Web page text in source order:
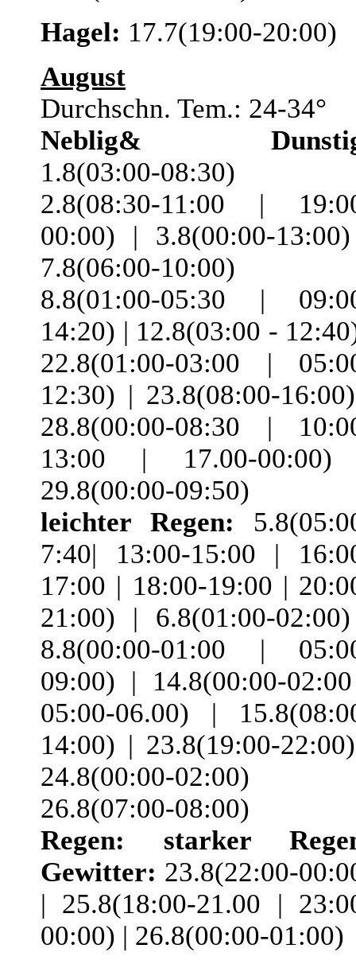
Hagel: 17.7(19:00-20:00)
August
Durchschn. Tem.: 24-34°
Neblig&
1.8(03:00-
2.8(08:30-11:00 |
00:00) | 3.8(00:00-
7.8(06:00-
8.8(01:00-05:30 |
14:20) | 12.8(03:00 -
22.8(01:00-03:00 |
12:30) | 23.8(08:00-
28.8(00:00-08:30 |
13:00 | 17.00-
29.8(00:00-09:50)
leichter Regen:
7:40| 13:00-15:00 |
17:00 | 18:00-19:00 |
21:00) | 6.8(01:00-
8.8(00:00-01:00 |
09:00) | 14.8(00:00-
05:00-06.00) |
14:00) | 23.8(19:00-
24.8(00:00-
26.8(07:00-08:00)
Regen:
starker
Gewitter: 23.8(22:00-
| 25.8(18:00-21.00 |
00:00) | 26.8(00:00-01:00)